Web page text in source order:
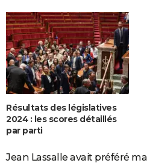
Résultats des législatives
2024 : les scores détaillés
par parti
Jean Lassalle avait préféré